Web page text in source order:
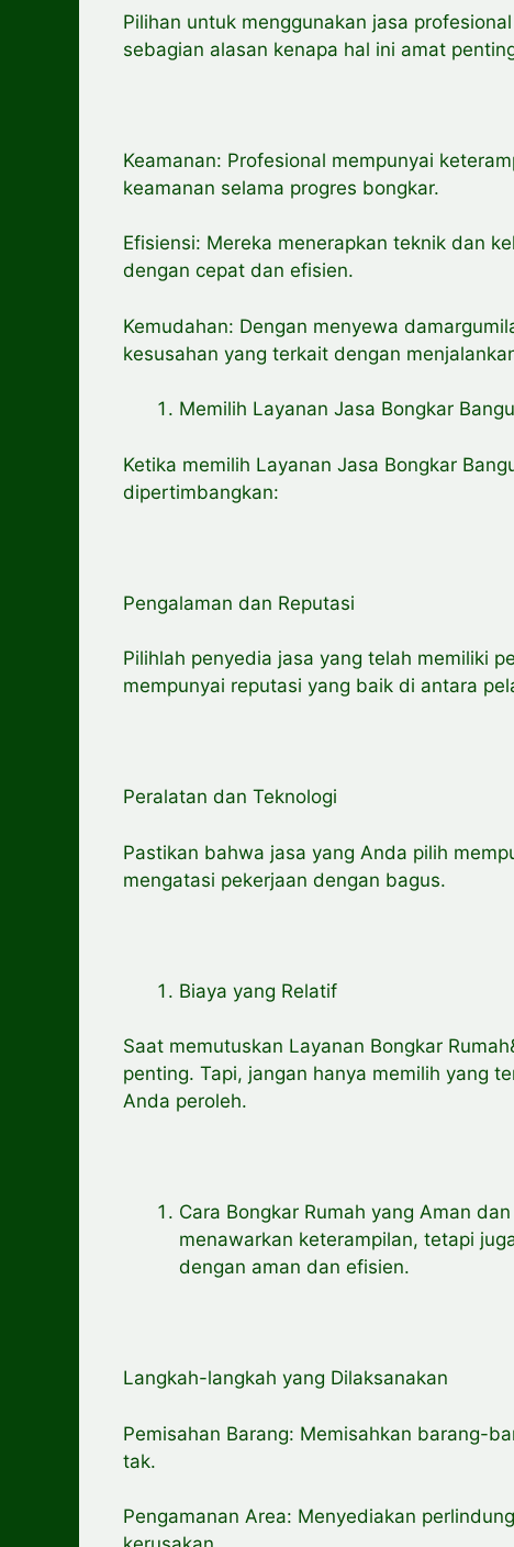
Pilihan untuk menggunakan jasa
sebagian alasan kenapa hal ini amat
Keamanan: Profesional mempunyai
keamanan selama progres bongkar.
Efisiensi: Mereka menerapkan teknik dan
dengan cepat dan efisien.
Kemudahan: Dengan menyewa
kesusahan yang terkait dengan
Memilih Layanan Jasa Bongkar
Ketika memilih Layanan Jasa Bongkar
dipertimbangkan:
Pengalaman dan Reputasi
Pilihlah penyedia jasa yang telah memiliki
mempunyai reputasi yang baik di antara
Peralatan dan Teknologi
Pastikan bahwa jasa yang Anda pilih
mengatasi pekerjaan dengan bagus.
Biaya yang Relatif
Saat memutuskan Layanan Bongkar
penting. Tapi, jangan hanya memilih yang
Anda peroleh.
Cara Bongkar Rumah yang Aman
menawarkan keterampilan, tetapi
dengan aman dan efisien.
Langkah-langkah yang Dilaksanakan
Pemisahan Barang: Memisahkan barang-
tak.
Pengamanan Area: Menyediakan